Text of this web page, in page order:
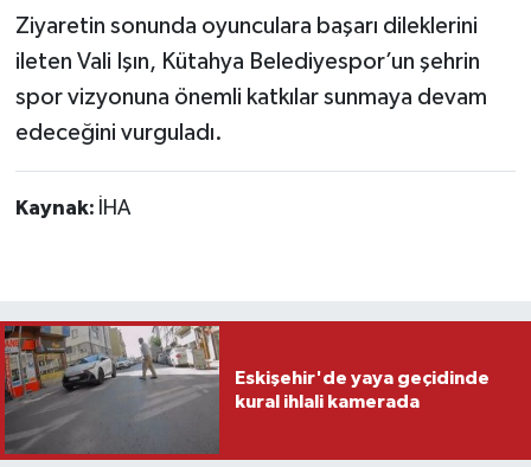
Ziyaretin sonunda oyunculara başarı dileklerini
ileten Vali Işın, Kütahya Belediyespor’un şehrin
spor vizyonuna önemli katkılar sunmaya devam
edeceğini vurguladı.
Kaynak: İHA
Eskişehir'de yaya geçidinde
kural ihlali kamerada